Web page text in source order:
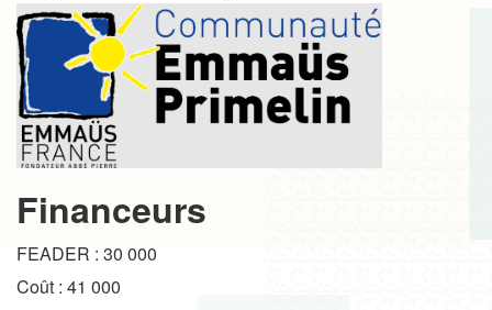
Financeurs
FEADER : 30 000
Coût : 41 000